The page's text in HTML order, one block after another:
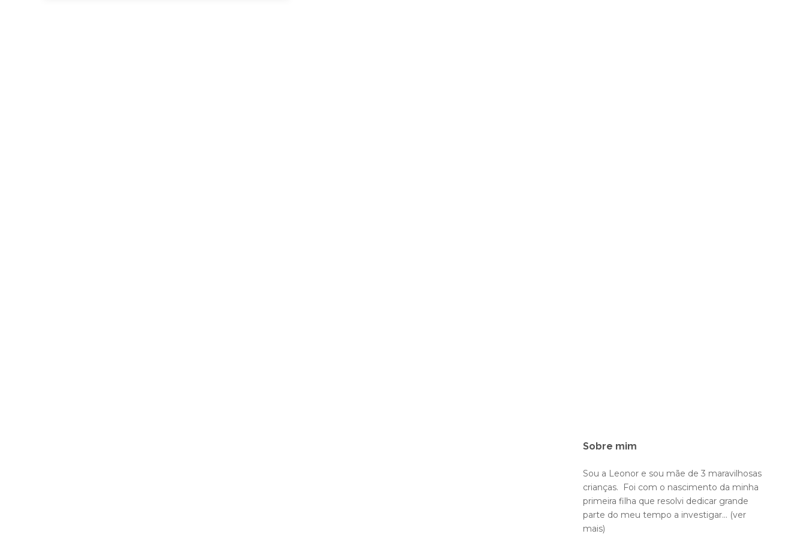
Sobre mim
Sou a Leonor e sou mãe de 3 maravilhosas
crianças. Foi com o nascimento da minha
primeira filha que resolvi dedicar grande
parte do meu tempo a investigar... (ver
mais)